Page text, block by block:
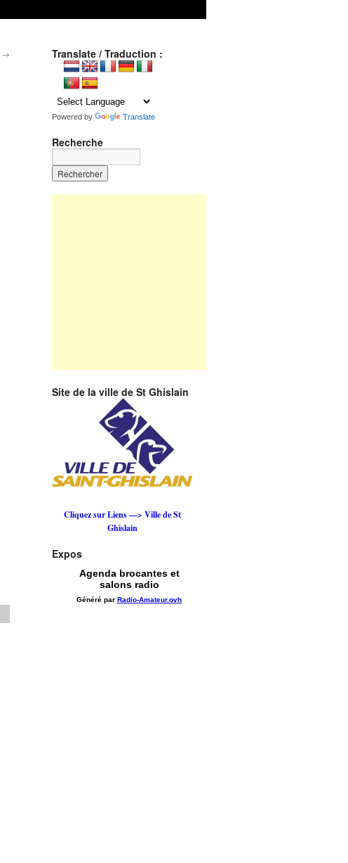
→ Translate / Traduction :
Powered by Translate
Recherche
Site de la ville de St Ghislain
Cliquez sur Liens —> Ville de St
Ghislain
Expos